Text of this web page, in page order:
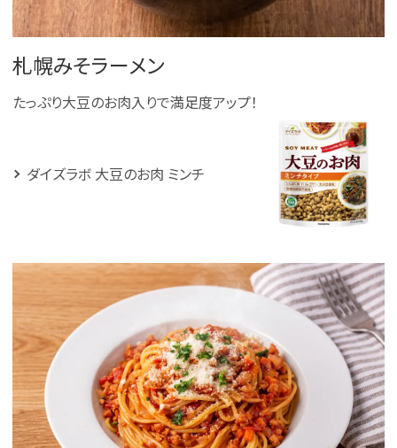
札幌みそラーメン
たっぷり大豆のお肉入りで満足度アップ！
ダイズラボ 大豆のお肉 ミンチ